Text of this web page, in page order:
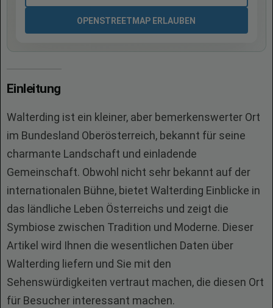
OPENSTREETMAP ERLAUBEN
Einleitung
Walterding ist ein kleiner, aber bemerkenswerter Ort
im Bundesland Oberösterreich, bekannt für seine
charmante Landschaft und einladende
Gemeinschaft. Obwohl nicht sehr bekannt auf der
internationalen Bühne, bietet Walterding Einblicke in
das ländliche Leben Österreichs und zeigt die
Symbiose zwischen Tradition und Moderne. Dieser
Artikel wird Ihnen die wesentlichen Daten über
Walterding liefern und Sie mit den
Sehenswürdigkeiten vertraut machen, die diesen Ort
für Besucher interessant machen.